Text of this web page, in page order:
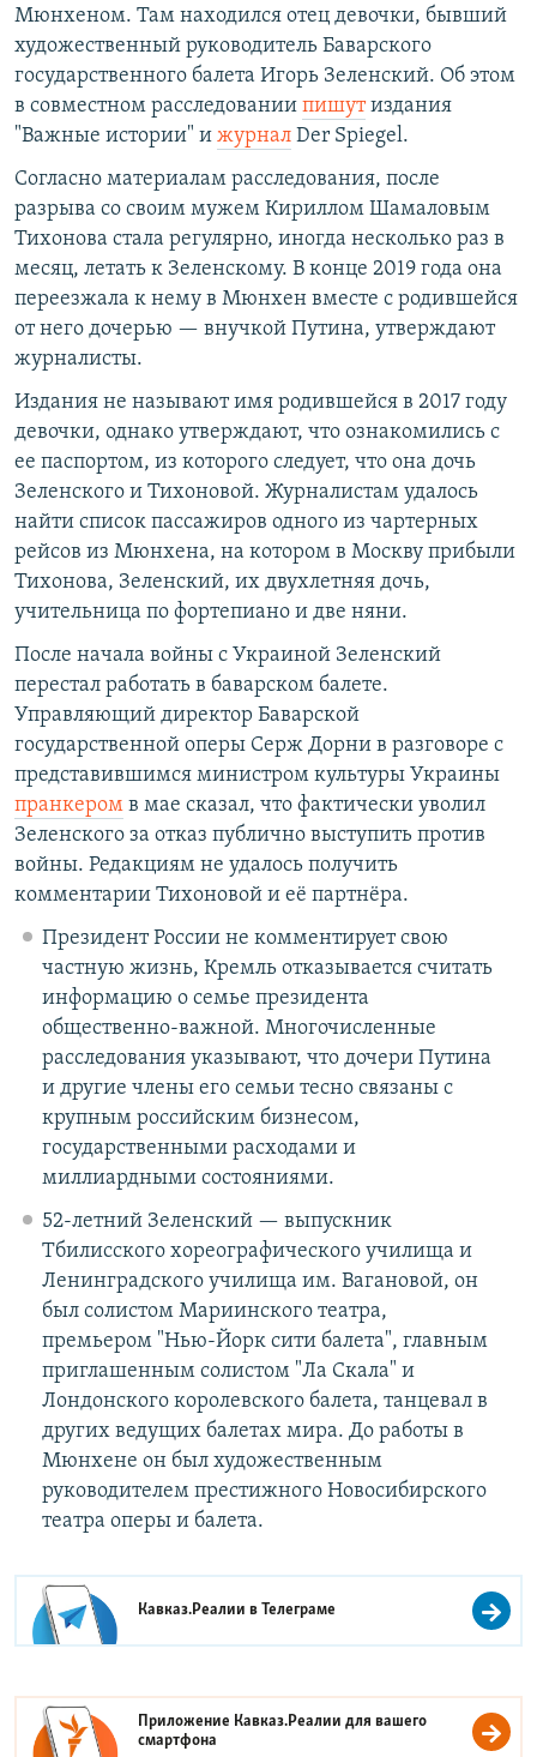
Мюнхеном. Там находился отец девочки, бывший
художественный руководитель Баварского
государственного балета Игорь Зеленский. Об этом
в совместном расследовании пишутиздания
"Важные истории" и журнал Der Spiegel.
Согласно материалам расследования, после
разрыва со своим мужем Кириллом Шамаловым
Тихонова стала регулярно, иногда несколько раз в
месяц, летать к Зеленскому. В конце 2019 года она
переезжала к нему в Мюнхен вместе с родившейся
от него дочерью — внучкой Путина, утверждают
журналисты.
Издания не называют имя родившейся в 2017 году
девочки, однако утверждают, что ознакомились с
ее паспортом, из которого следует, что она дочь
Зеленского и Тихоновой. Журналистам удалось
найти список пассажиров одного из чартерных
рейсов из Мюнхена, на котором в Москву прибыли
Тихонова, Зеленский, их двухлетняя дочь,
учительница по фортепиано и две няни.
После начала войны с Украиной Зеленский
перестал работать в баварском балете.
Управляющий директор Баварской
государственной оперы Серж Дорни в разговоре с
представившимся министром культуры Украины
пранкером в мае сказал, что фактически уволил
Зеленского за отказ публично выступить против
войны. Редакциям не удалось получить
комментарии Тихоновой и её партнёра.
Президент России не комментирует свою
частную жизнь, Кремль отказывается считать
информацию о семье президента
общественно-важной. Многочисленные
расследования указывают, что дочери Путина
и другие члены его семьи тесно связаны с
крупным российским бизнесом,
государственными расходами и
миллиардными состояниями.
52-летний Зеленский — выпускник
Тбилисского хореографического училища и
Ленинградского училища им. Вагановой, он
был солистом Мариинского театра,
премьером "Нью-Йорк сити балета", главным
приглашенным солистом "Ла Скала" и
Лондонского королевского балета, танцевал в
других ведущих балетах мира. До работы в
Мюнхене он был художественным
руководителем престижного Новосибирского
театра оперы и балета.
Кавказ.Реалии вТелеграме
Приложение Кавказ.Реалии для вашего
смартфона